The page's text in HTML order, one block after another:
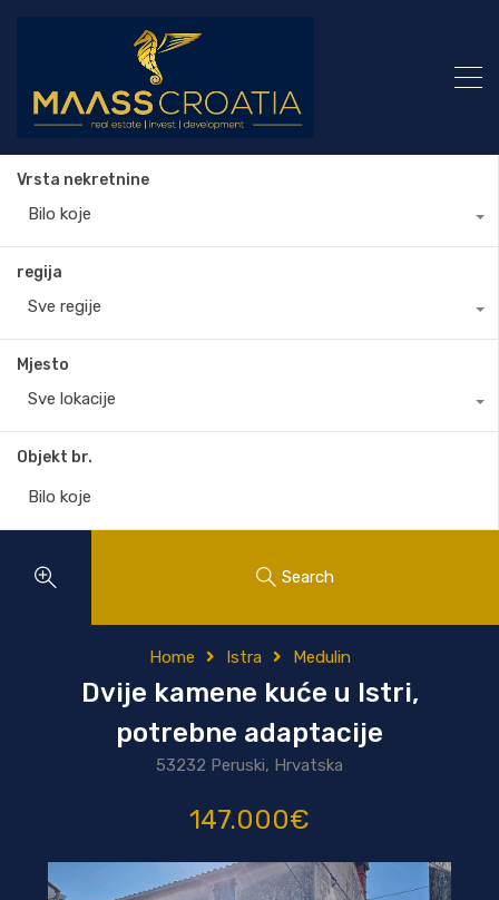
Vrsta nekretnine
Bilo koje
regija
Sve regije
Mjesto
Sve lokacije
Objekt br.
Search
Home Istra Medulin
Dvije kamene kuće u Istri,
potrebne adaptacije
53232 Peruski, Hrvatska
147.000€